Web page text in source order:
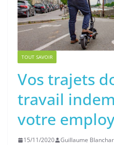
TOUT SAVOIR
Vos trajets
travail
votre
15/11/2020 Guillaume